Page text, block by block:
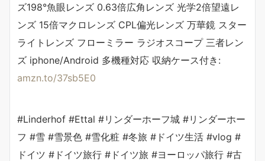
ズ198°魚眼レンズ 0.63倍広角レンズ 光学2倍望遠レ
ンズ 15倍マクロレンズ CPL偏光レンズ 万華鏡 スター
ライトレンズ フローミラー ラジオスコープ 三者レン
ズ iphone/Android 多機種対応 収納ケース付き:
amzn.to/37sb5E0
#Linderhof #Ettal #リンダーホーフ城 #リンダーホー
フ #雪 #雪景色 #雪化粧 #冬旅 #ドイツ生活 #vlog #
ドイツ #ドイツ旅行 #ドイツ旅 #ヨーロッパ旅行 #古